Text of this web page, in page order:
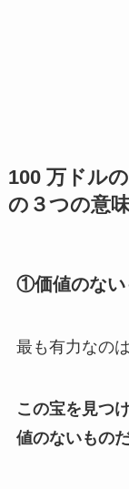
100 万ドル
の３つの意
①価値のない
最も有力なの
この宝を見つ
値のないもの